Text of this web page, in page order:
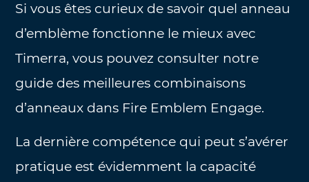
Si vous êtes curieux de savoir quel anneau
d’emblème fonctionne le mieux avec
Timerra, vous pouvez consulter notre
guide des meilleures combinaisons
d’anneaux dans Fire Emblem Engage.
La dernière compétence qui peut s’avérer
pratique est évidemment la capacité